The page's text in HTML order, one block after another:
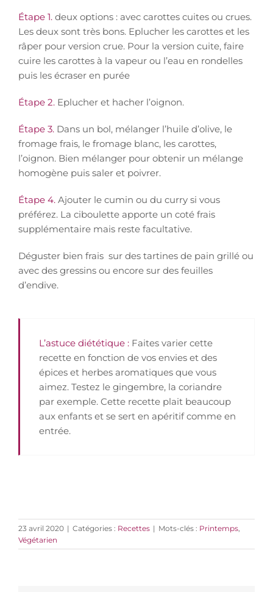
Étape 1. deux options : avec carottes cuites ou crues.
Les deux sont très bons. Eplucher les carottes et les
râper pour version crue. Pour la version cuite, faire
cuire les carottes à la vapeur ou l’eau en rondelles
puis les écraser en purée
Étape 2. Eplucher et hacher l’oignon.
Étape 3. Dans un bol, mélanger l’huile d’olive, le
fromage frais, le fromage blanc, les carottes,
l’oignon. Bien mélanger pour obtenir un mélange
homogène puis saler et poivrer.
Étape 4. Ajouter le cumin ou du curry si vous
préférez. La ciboulette apporte un coté frais
supplémentaire mais reste facultative.
Déguster bien frais sur des tartines de pain grillé ou
avec des gressins ou encore sur des feuilles
d’endive.
L’astuce diététique : Faites varier cette
recette en fonction de vos envies et des
épices et herbes aromatiques que vous
aimez. Testez le gingembre, la coriandre
par exemple. Cette recette plait beaucoup
aux enfants et se sert en apéritif comme en
entrée.
23 avril 2020 | Catégories : Recettes | Mots-clés : Printemps,
Végétarien